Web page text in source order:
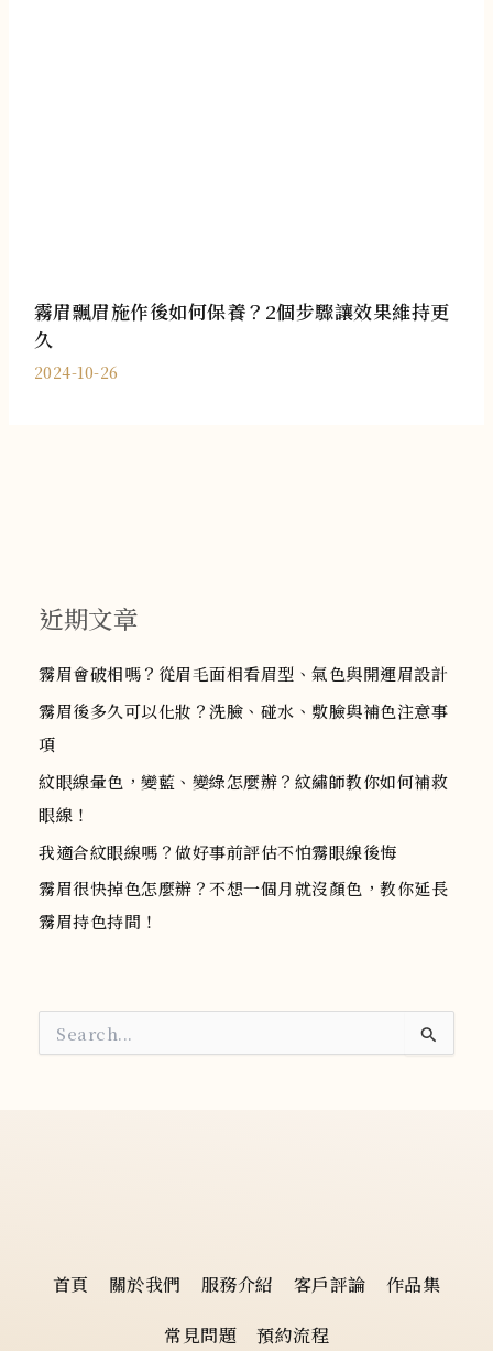
霧眉飄眉施作後如何保養？2個步驟讓效果維持更
久
2024-10-26
近期文章
霧眉會破相嗎？從眉毛面相看眉型、氣色與開運眉設計
霧眉後多久可以化妝？洗臉、碰水、敷臉與補色注意事
項
紋眼線暈色，變藍、變綠怎麼辦？紋繡師教你如何補救
眼線！
我適合紋眼線嗎？做好事前評估不怕霧眼線後悔
霧眉很快掉色怎麼辦？不想一個月就沒顏色，教你延長
霧眉持色持間！
尋
首頁 關於我們 服務介紹 客戶評論
作品集
常見問題
預約流程